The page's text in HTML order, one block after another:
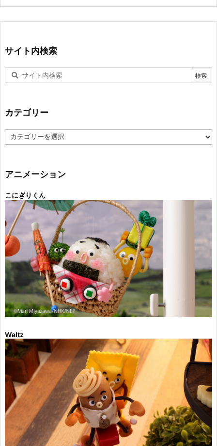
サイト内検索
カテゴリー
テ
ー
アニメーション
こにぎりくん
Waltz